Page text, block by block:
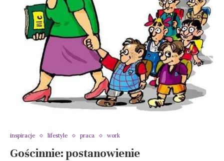
inspiracje lifestyle praca work
Gościnnie: postanowienie